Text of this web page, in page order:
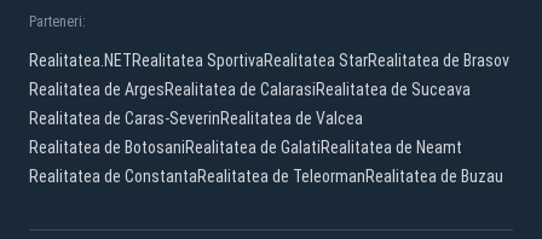
Parteneri:
Realitatea.NETRealitatea SportivaRealitatea StarRealitatea de Brasov
Realitatea de ArgesRealitatea de CalarasiRealitatea de Suceava
Realitatea de Caras-SeverinRealitatea de Valcea
Realitatea de BotosaniRealitatea de GalatiRealitatea de Neamt
Realitatea de ConstantaRealitatea de TeleormanRealitatea de Buzau